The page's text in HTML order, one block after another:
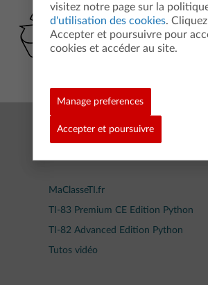
Réussir au collège et au lycée
MaClasseTI.fr
TI-83 Premium CE Edition Python
TI-82 Advanced Edition Python
Tutos vidéo
visitez notre page sur la
d'utilisation des cookies.
Accepter et poursuivre pour
cookies et accéder au site.
Manage preferences
Accepter et poursuivre